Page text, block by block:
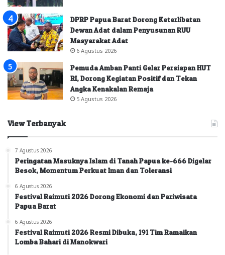
DPRP Papua Barat Dorong Keterlibatan
Dewan Adat dalam Penyusunan RUU
Masyarakat Adat
6 Agustus 2026
Pemuda Amban Panti Gelar Persiapan HUT
RI, Dorong Kegiatan Positif dan Tekan
Angka Kenakalan Remaja
5 Agustus 2026
View Terbanyak
7 Agustus 2026
Peringatan Masuknya Islam di Tanah Papua ke-666 Digelar
Besok, Momentum Perkuat Iman dan Toleransi
6 Agustus 2026
Festival Raimuti 2026 Dorong Ekonomi dan Pariwisata
Papua Barat
6 Agustus 2026
Festival Raimuti 2026 Resmi Dibuka, 191 Tim Ramaikan
Lomba Bahari di Manokwari